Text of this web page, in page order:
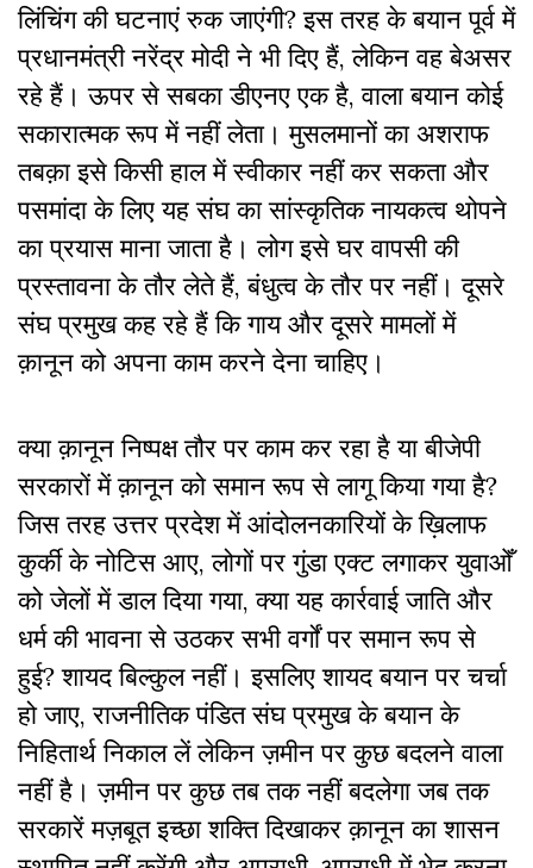
लिंचिंग की घटनाएं रुक जाएंगी?इस तरह के बयान पूर्व में
प्रधानमंत्री नरेंद्र मोदी ने भी दिए हैं, लेकिन वह बेअसर
रहे हैं। ऊपर से सबका डीएनए एक है, वाला बयान कोई
सकारात्मक रूप में नहीं लेता। मुसलमानों का अशराफ
तबक़ा इसे किसी हाल में स्वीकार नहीं कर सकता और
पसमांदा के लिए यह संघ का सांस्कृतिक नायकत्व थोपने
का प्रयास माना जाता है। लोग इसे घर वापसी की
प्रस्तावना के तौर लेते हैं, बंधुत्व के तौर पर नहीं। दूसरे
संघ प्रमुख कह रहे हैं कि गाय और दूसरे मामलों में
क़ानून को अपना काम करने देना चाहिए।
क्या क़ानून निष्पक्ष तौर पर काम कर रहा है या बीजेपी
सरकारों में क़ानून को समान रूप से लागू किया गया है?
जिस तरह उत्तर प्रदेश में आंदोलनकारियों के ख़िलाफ
कुर्की के नोटिस आए, लोगों पर गुंडा एक्ट लगाकर युवाओँ
को जेलों में डाल दिया गया, क्या यह कार्रवाई जाति और
धर्म की भावना से उठकर सभी वर्गों पर समान रूप से
हुई?शायद बिल्कुल नहीं। इसलिए शायद बयान पर चर्चा
हो जाए, राजनीतिक पंडित संघ प्रमुख के बयान के
निहितार्थ निकाल लें लेकिन ज़मीन पर कुछ बदलने वाला
नहीं है। ज़मीन पर कुछ तब तक नहीं बदलेगा जब तक
सरकारें मज़बूत इच्छा शक्ति दिखाकर क़ानून का शासन